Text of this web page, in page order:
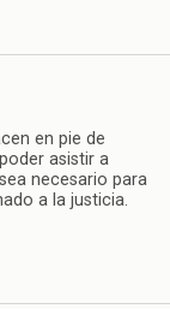
en pie de
asistir a
necesario para
a la justicia.